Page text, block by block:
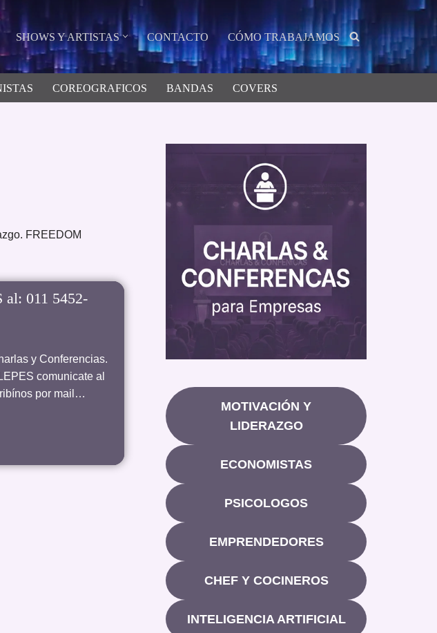
SHOWS Y ARTISTAS CONTACTO CÓMO TRABAJAMOS
COREOGRAFICOS BANDAS COVERS
FREEDOM
al: 011 5452-
y Conferencias.
comunicate al
por mail…
MOTIVACIÓN Y
LIDERAZGO
ECONOMISTAS
PSICOLOGOS
EMPRENDEDORES
CHEF Y COCINEROS
INTELIGENCIA ARTIFICIAL